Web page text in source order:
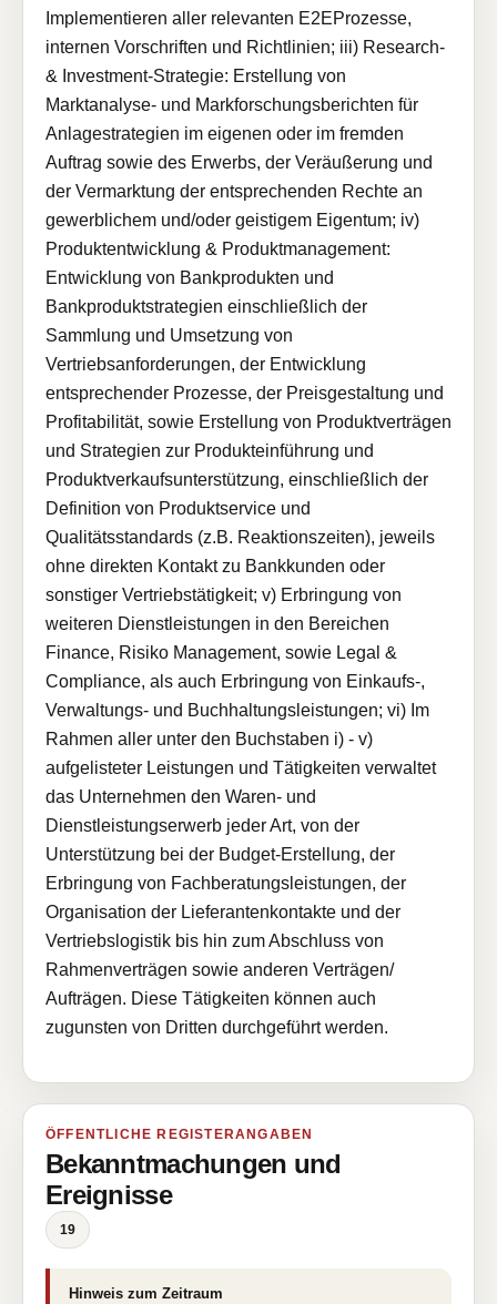
Implementieren aller relevanten E2EProzesse,
internen Vorschriften und Richtlinien; iii) Research-
& Investment-Strategie: Erstellung von
Marktanalyse- und Markforschungsberichten für
Anlagestrategien im eigenen oder im fremden
Auftrag sowie des Erwerbs, der Veräußerung und
der Vermarktung der entsprechenden Rechte an
gewerblichem und/oder geistigem Eigentum; iv)
Produktentwicklung & Produktmanagement:
Entwicklung von Bankprodukten und
Bankproduktstrategien einschließlich der
Sammlung und Umsetzung von
Vertriebsanforderungen, der Entwicklung
entsprechender Prozesse, der Preisgestaltung und
Profitabilität, sowie Erstellung von Produktverträgen
und Strategien zur Produkteinführung und
Produktverkaufsunterstützung, einschließlich der
Definition von Produktservice und
Qualitätsstandards (z.B. Reaktionszeiten), jeweils
ohne direkten Kontakt zu Bankkunden oder
sonstiger Vertriebstätigkeit; v) Erbringung von
weiteren Dienstleistungen in den Bereichen
Finance, Risiko Management, sowie Legal &
Compliance, als auch Erbringung von Einkaufs-,
Verwaltungs- und Buchhaltungsleistungen; vi) Im
Rahmen aller unter den Buchstaben i) - v)
aufgelisteter Leistungen und Tätigkeiten verwaltet
das Unternehmen den Waren- und
Dienstleistungserwerb jeder Art, von der
Unterstützung bei der Budget-Erstellung, der
Erbringung von Fachberatungsleistungen, der
Organisation der Lieferantenkontakte und der
Vertriebslogistik bis hin zum Abschluss von
Rahmenverträgen sowie anderen Verträgen/
Aufträgen. Diese Tätigkeiten können auch
zugunsten von Dritten durchgeführt werden.
ÖFFENTLICHE REGISTERANGABEN
Bekanntmachungen und
Ereignisse
19
Hinweis zum Zeitraum